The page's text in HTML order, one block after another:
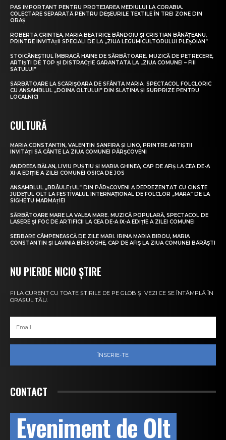
PAS IMPORTANT PENTRU PROTEJAREA MEDIULUI LA CORABIA.
COLECTARE SEPARATĂ PENTRU DEȘEURILE TEXTILE ÎN TREI ZONE DIN
ORAȘ
ROBERTA CRINTEA, MARIA BEATRICE BĂNDOIU ȘI CRISTIAN BĂNĂȚEANU,
PRINTRE INVITAȚII SPECIALI DE LA „ZIUA LEGUMICULTORULUI PLEȘOIAN”
STOICĂNEȘTIUL ÎMBRACĂ HAINE DE SĂRBĂTOARE. MUZICĂ DE PETRECERE,
ARTIȘTI DE TOP ȘI DISTRACȚIE GARANTATĂ LA „ZIUA COMUNEI – FIII
SATULUI”
SĂRBĂTOARE LA SCĂRIȘOARA DE SFÂNTA MARIA. SPECTACOL FOLCLORIC
CU ANSAMBLUL „DOINA OLTULUI” DIN SLATINA ȘI SURPRIZE PENTRU
LOCALNICI
CULTURĂ
MARIA CONSTANTIN, VALENTIN SANFIRA ȘI LINO, PRINTRE ARTIȘTII
INVITAȚI SĂ CÂNTE LA ZIUA COMUNEI PÂRȘCOVENI
ANDREEA BĂLAN, LIVIU PUȘTIU ȘI MARIA GHINEA, CAP DE AFIȘ LA CEA DE-A
XI-A EDIȚIE A ZILEI COMUNEI OSICA DE JOS
ANSAMBLUL „BRÂULEȚUL” DIN PÂRȘCOVENI A REPREZENTAT CU CINSTE
JUDEȚUL OLT LA FESTIVALUL INTERNAȚIONAL DE FOLCLOR „MARA” DE LA
SIGHETU MARMAȚIEI
SĂRBĂTOARE MARE LA VALEA MARE. MUZICĂ POPULARĂ, SPECTACOL DE
LASERE ȘI FOC DE ARTIFICII LA CEA DE-A IX-A EDIȚIE A ZILEI COMUNEI
SERBARE CÂMPENEASCĂ DE ZILE MARI. IRINA MARIA BIROU, MARIA
CONSTANTIN ȘI LAVINIA BÎRSOGHE, CAP DE AFIȘ LA ZIUA COMUNEI BĂRĂȘTI
NU PIERDE NICIO ȘTIRE
FI LA CURENT CU TOATE ȘTIRILE DE PE GLOB ȘI VEZI CE SE ÎNTÂMPLĂ ÎN
ORAȘUL TĂU.
ÎNSCRIE-TE
CONTACT
Eveniment de Olt